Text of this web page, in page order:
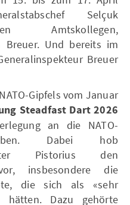
Selçuk
Amtskollegen,
Breuer. Und bereits im
Breuer
Gipfels vom Januar
Steadfast Dart 2026
an die NATO-
Dabei hob
Pistorius den
insbesondere die
die sich als «sehr
hätten. Dazu gehörte